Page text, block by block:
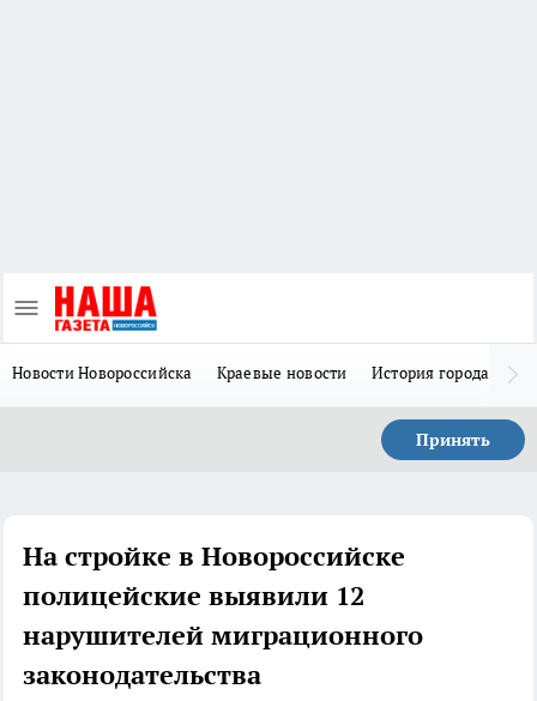
Новости Новороссийска Краевые новости История города Н
Принять
На стройке в Новороссийске
полицейские выявили 12
нарушителей миграционного
законодательства